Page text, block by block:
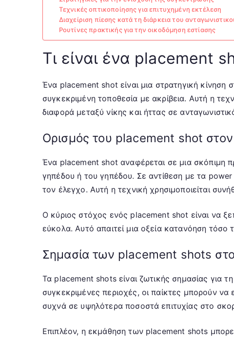
Τεχνικές οπτικοποίησης για επιτυχημένη εκτέλεση
Διαχείριση πίεσης κατά τη διάρκεια του
Ρουτίνες πρακτικής για την οικοδόμηση εστίασης
Τι είναι ένα placement
Ένα placement shot είναι μια στρατηγική κίνηση
συγκεκριμένη τοποθεσία με ακρίβεια. Αυτή η
διαφορά μεταξύ νίκης και ήττας σε
Ορισμός του placement shot στον
Ένα placement shot αναφέρεται σε μια σκόπιμη
γηπέδου ή του γηπέδου. Σε αντίθεση με τα
τον έλεγχο. Αυτή η τεχνική χρησιμοποιείται
Ο κύριος στόχος ενός placement shot είναι να
εύκολα. Αυτό απαιτεί μια οξεία κατανόηση
Σημασία των placement shots στο
Τα placement shots είναι ζωτικής σημασίας για
συγκεκριμένες περιοχές, οι παίκτες μπορούν
συχνά σε υψηλότερα ποσοστά επιτυχίας στο
Επιπλέον, η εκμάθηση των placement shots